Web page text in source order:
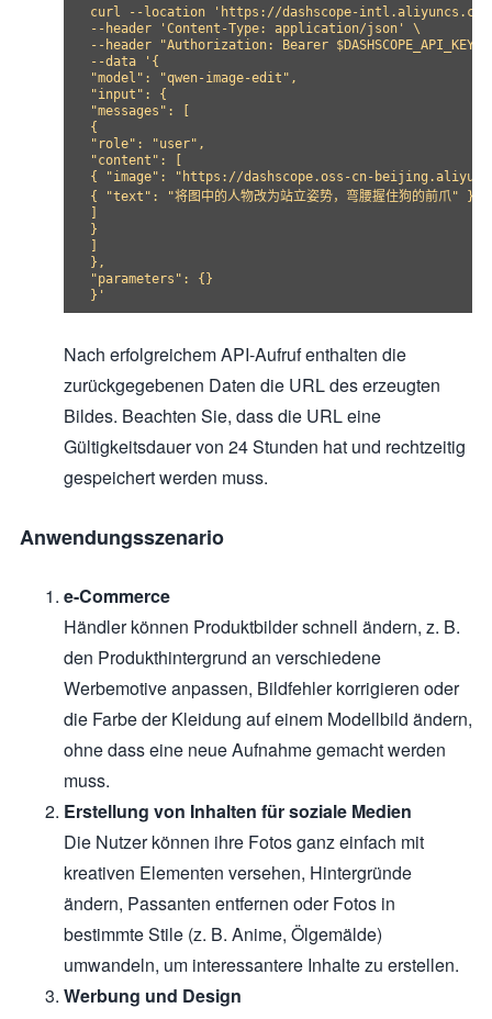
curl --location 'https://dashscope-
--header 'Content-Type: application/json' \
--header "Authorization: Bearer $DASHSCOPE_API_KEY"
--data '{
"model": "qwen-image-edit",
"input": {
"messages": [
{
"role": "user",
"content": [
{ "image": "https://dashscope.oss-cn-
{ "text": "将图中的人物改为站立姿势，弯腰握住狗的前爪" }
]
}
]
},
"parameters": {}
Nach erfolgreichem API-Aufruf enthalten die
zurückgegebenen Daten die URL des erzeugten
Bildes. Beachten Sie, dass die URL eine
Gültigkeitsdauer von 24 Stunden hat und rechtzeitig
gespeichert werden muss.
Anwendungsszenario
e-Commerce
Händler können Produktbilder schnell ändern, z. B.
den Produkthintergrund an verschiedene
Werbemotive anpassen, Bildfehler korrigieren oder
die Farbe der Kleidung auf einem Modellbild ändern,
ohne dass eine neue Aufnahme gemacht werden
muss.
Erstellung von Inhalten für soziale Medien
Die Nutzer können ihre Fotos ganz einfach mit
kreativen Elementen versehen, Hintergründe
ändern, Passanten entfernen oder Fotos in
bestimmte Stile (z. B. Anime, Ölgemälde)
umwandeln, um interessantere Inhalte zu erstellen.
Werbung und Design